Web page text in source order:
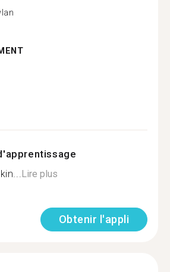
Lire plus
Obtenir l'appli